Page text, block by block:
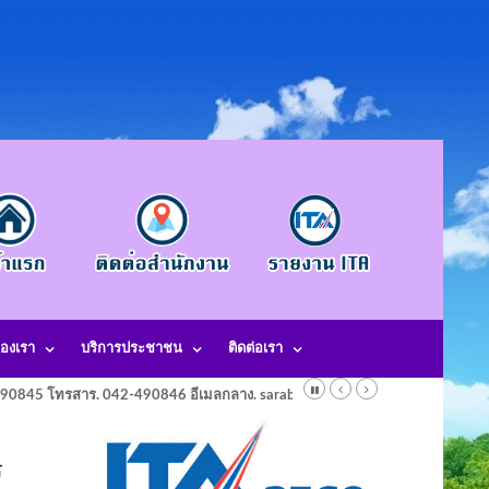
งเรา บริการประชาชน ติดต่อเรา
โทรสาร. 042-490846 อีเมลกลาง. saraban@laotangkham.go.th